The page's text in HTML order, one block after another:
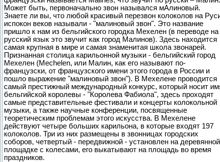
Может быть, первоначально звон назывался мАлиновый.
Знаете ли вы, что любой красивый перезвон колоколов на
испокон веков называли - "малиновый звон". Это название
пришло к нам из бельгийского городка Мехелен (в переводе на
русский язык это звучит как город Малинов). Здесь находится
самая крупная в мире и самая знаменитая школа звонарей.
Признанная столица карильонной музыки - бельгийский город
Мехелен (Mechelen, или Малин, как его называют по-
французски, от французского имени этого города в России и
пошло выражение "малиновый звон"). В Мехелене проводится
самый престижный международный конкурс, который носит
бельгийской королевы - "Королева Фабиола", здесь проходят
самые представительные фестивали и концерты колокольной
музыки, а также научные конференции, посвященные
теоретическим проблемам этого искусства. В Мехелене
действуют четыре больших карильона, в которые входят 197
колоколов. Три из них размещены в звонницах городских
соборов, четвертый - передвижной - установлен на деревянной
площадке с колесами, его выкатывают на площадь во время
праздников.